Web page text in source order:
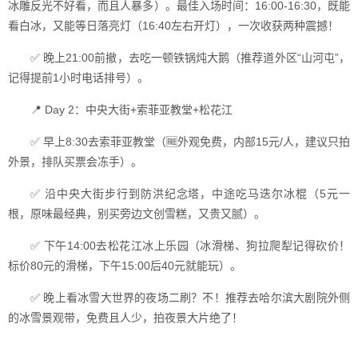
冰雕反光不好看，而且人暴多）。最佳入场时间：16:00-16:30，既能
看白冰，又能等日落亮灯（16:40左右开灯），一次收获两种震撼！
✅ 晚上21:00前撤，去吃一顿铁锅炖大鹅（推荐道外区“山河屯”，
记得提前1小时电话排号）。
📍 Day 2：中央大街+索菲亚教堂+松花江
✅ 早上8:30去索菲亚教堂（🆓外观免费，内部15元/人，建议只拍
外景，排队买票会冻手）。
✅ 沿中央大街步行到防洪纪念塔，中途吃马迭尔冰棍（5元一
根，原味最经典，别买旁边文创雪糕，又贵又腻）。
✅ 下午14:00去松花江冰上乐园（冰滑梯、狗拉爬犁记得砍价！
标价80元的滑梯，下午15:00后40元就能玩）。
✅ 晚上看冰雪大世界的夜场二刷？不！推荐去哈尔滨大剧院外侧
的冰雪景观带，免费且人少，拍夜景大片绝了！